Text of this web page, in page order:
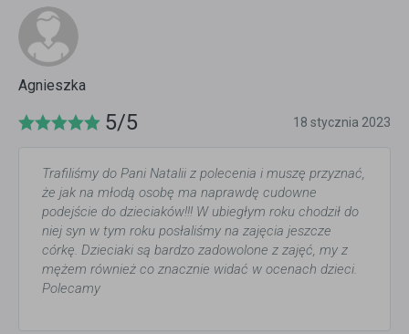
Agnieszka
5/5 18 stycznia 2023
Trafiliśmy do Pani Natalii z polecenia i muszę przyznać,
że jak na młodą osobę ma naprawdę cudowne
podejście do dzieciaków!!! W ubiegłym roku chodził do
niej syn w tym roku posłaliśmy na zajęcia jeszcze
córkę. Dzieciaki są bardzo zadowolone z zajęć, my z
mężem również co znacznie widać w ocenach dzieci.
Polecamy